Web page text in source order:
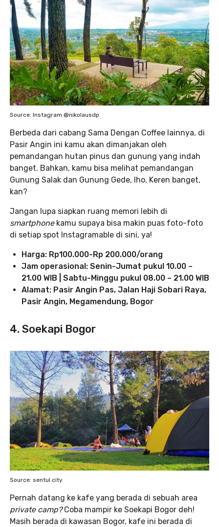
Source: Instagram @nikolausdp
Berbeda dari cabang Sama Dengan Coffee lainnya, di
Pasir Angin ini kamu akan dimanjakan oleh
pemandangan hutan pinus dan gunung yang indah
banget. Bahkan, kamu bisa melihat pemandangan
Gunung Salak dan Gunung Gede, lho. Keren banget,
kan?
Jangan lupa siapkan ruang memori lebih di
smartphone kamu supaya bisa makin puas foto-foto
di setiap spot Instagramable di sini, ya!
Harga: Rp100.000-Rp 200.000/orang
Jam operasional: Senin-Jumat pukul 10.00 –
21.00 WIB | Sabtu-Minggu pukul 08.00 – 21.00 WIB
Alamat: Pasir Angin Pas, Jalan Haji Sobari Raya,
Pasir Angin, Megamendung, Bogor
4. Soekapi Bogor
Source: sentul.city
Pernah datang ke kafe yang berada di sebuah area
private camp?Coba mampir ke Soekapi Bogor deh!
Masih berada di kawasan Bogor, kafe ini berada di